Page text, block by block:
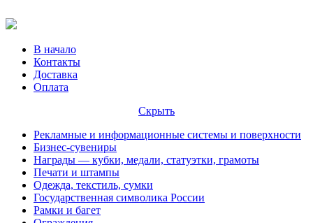
В начало
Контакты
Доставка
Оплата
Скрыть
Рекламные и информационные системы и поверхности
Бизнес-сувениры
Награды — кубки, медали, статуэтки, грамоты
Печати и штампы
Одежда, текстиль, сумки
Государственная символика России
Рамки и багет